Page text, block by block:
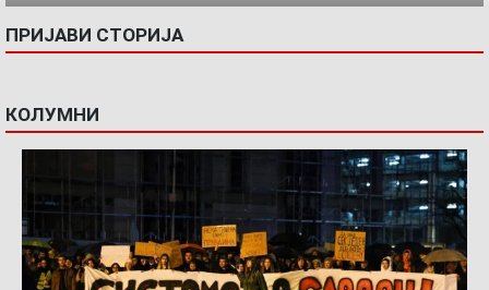
ПРИЈАВИ СТОРИЈА
КОЛУМНИ